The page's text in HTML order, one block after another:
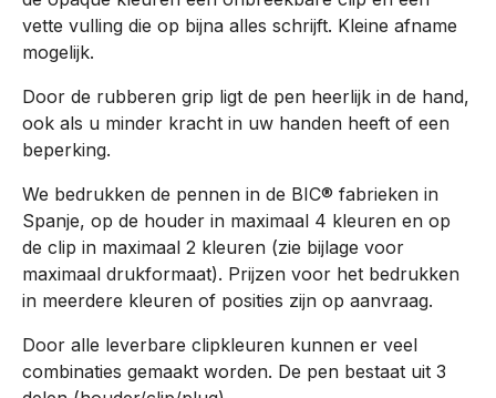
vette vulling die op bijna alles schrijft. Kleine afname
mogelijk.
Door de rubberen grip ligt de pen heerlijk in de hand,
ook als u minder kracht in uw handen heeft of een
beperking.
We bedrukken de pennen in de BIC® fabrieken in
Spanje, op de houder in maximaal 4 kleuren en op
de clip in maximaal 2 kleuren (zie bijlage voor
maximaal drukformaat). Prijzen voor het bedrukken
in meerdere kleuren of posities zijn op aanvraag.
Door alle leverbare clipkleuren kunnen er veel
combinaties gemaakt worden. De pen bestaat uit 3